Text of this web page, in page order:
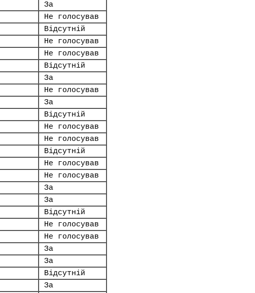
За
Не голосував
Відсутній
Не голосував
Не голосував
Відсутній
За
Не голосував
За
Відсутній
Не голосував
Не голосував
Відсутній
Не голосував
Не голосував
За
За
Відсутній
Не голосував
Не голосував
За
За
Відсутній
За